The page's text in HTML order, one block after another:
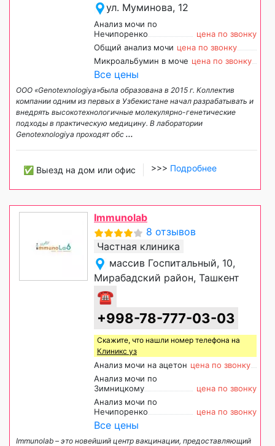
ул. Муминова, 12
Анализ мочи по
Нечипоренко
цена по звонку
Общий анализ мочи цена по звонку
Микроальбумин в моче цена по звонку
Все цены
ООО «Genotexnologiya»была образована в 2015 г. Коллектив
компании одним из первых в Узбекистане начал разрабатывать и
внедрять высокотехнологичные молекулярно-генетические
подходы в практическую медицину. В лаборатории
Genotexnologiya проходят обс ...
✅ Выезд на дом или офис >>> Подробнее
Immunolab
8 отзывов
Частная клиника
массив Госпитальный, 10,
Мирабадский район, Ташкент
☎
+998-78-777-03-03
Скажите, что нашли номер телефона на
Клиникс уз
Анализ мочи на ацетон цена по звонку
Анализ мочи по
Зимницкому
цена по звонку
Анализ мочи по
Нечипоренко
цена по звонку
Все цены
Immunolab – это новейший центр вакцинации, предоставляющий